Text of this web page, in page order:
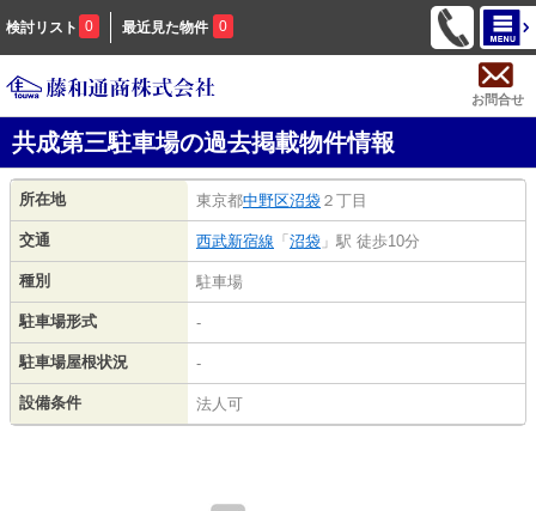
検討リスト 0 最近見た物件 0
お問合せ
共成第三駐車場の過去掲載物件情報
所在地 東京都中野区沼袋 ２丁目
交通 西武新宿線 「 沼袋 」駅 徒歩10分
種別 駐車場
駐車場形式 -
駐車場屋根状況 -
設備条件 法人可